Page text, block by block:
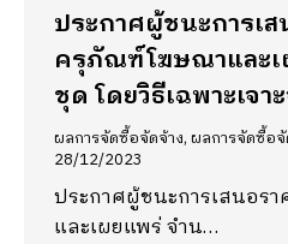
ประกาศผู้ชนะการเ
ครุภัณฑ์โฆษณาและ
ชุด โดยวิธีเฉพาะเจา
ผลการจัดซื้อจัดจ้าง,ผลการจัดซื้อ
28/12/2023
ประกาศผู้ชนะการเสนอ
และเผยแพร่ จำน…